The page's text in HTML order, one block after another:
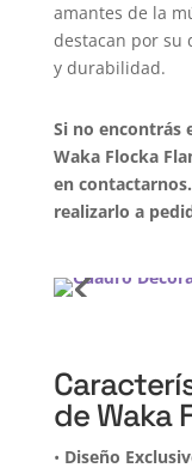
amantes de la
destacan por su
y durabilidad.
Si no encontrás
Waka Flocka
en
realizarlo a
de Waka
• Diseño